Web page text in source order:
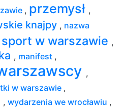
, przemysł ,
knajpy , nazwa
sport w warszawie ,
, manifest ,
,
w warszawie ,
, wydarzenia we wrocławiu ,